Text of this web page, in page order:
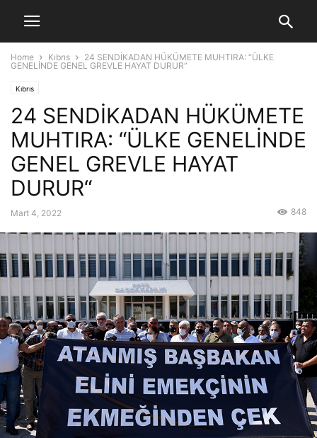
Home Kıbrıs
24 SENDİKADAN HÜKÜMETE MUHTIRA: “ÜLKE
GENELİNDE GENEL GREVLE HAYAT DURUR“
Kıbrıs
24 SENDİKADAN HÜKÜMETE
MUHTIRA: “ÜLKE GENELİNDE
GENEL GREVLE HAYAT
DURUR“
Mart 4, 2022 848